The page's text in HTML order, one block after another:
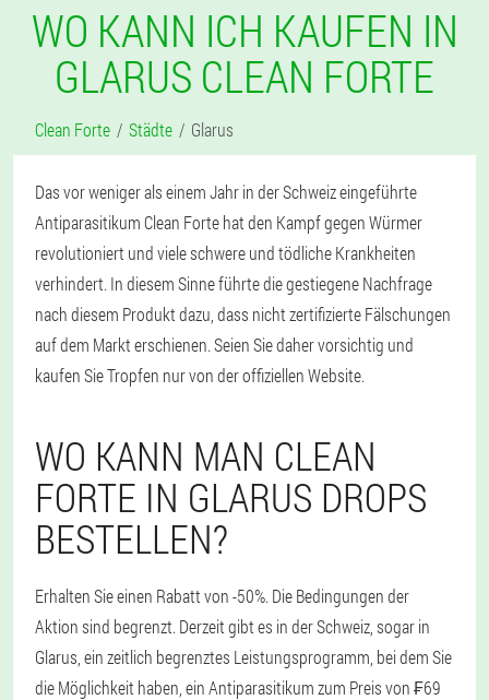
WO KANN ICH KAUFEN IN
GLARUS CLEAN FORTE
Clean Forte Städte Glarus
Das vor weniger als einem Jahr in der Schweiz eingeführte
Antiparasitikum Clean Forte hat den Kampf gegen Würmer
revolutioniert und viele schwere und tödliche Krankheiten
verhindert. In diesem Sinne führte die gestiegene Nachfrage
nach diesem Produkt dazu, dass nicht zertifizierte Fälschungen
auf dem Markt erschienen. Seien Sie daher vorsichtig und
kaufen Sie Tropfen nur von der offiziellen Website.
WO KANN MAN CLEAN
FORTE IN GLARUS DROPS
BESTELLEN?
Erhalten Sie einen Rabatt von -50%. Die Bedingungen der
Aktion sind begrenzt. Derzeit gibt es in der Schweiz, sogar in
Glarus, ein zeitlich begrenztes Leistungsprogramm, bei dem Sie
die Möglichkeit haben, ein Antiparasitikum zum Preis von ₣69